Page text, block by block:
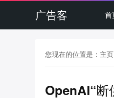
广告客 首
您现在的位置是： 主页
OpenAI“断